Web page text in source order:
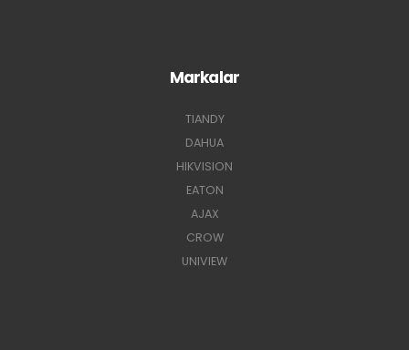
Markalar
TIANDY
DAHUA
HIKVISION
EATON
AJAX
CROW
UNIVIEW